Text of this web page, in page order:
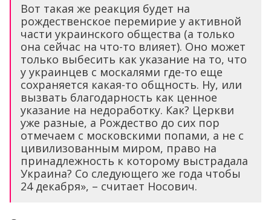
Вот такая же реакция будет на
рождественское перемирие у активной
части украинского общества (а только
она сейчас на что-то влияет). Оно может
только выбесить как указание на то, что
у украинцев с москалями где-то еще
сохраняется какая-то общность. Ну, или
вызвать благодарность как ценное
указание на недоработку. Как? Церкви
уже разные, а Рождество до сих пор
отмечаем с московскими попами, а не с
цивилизованным миром, право на
принадлежность к которому выстрадала
Украина? Со следующего же года чтобы
24 декабря», – считает Носович.